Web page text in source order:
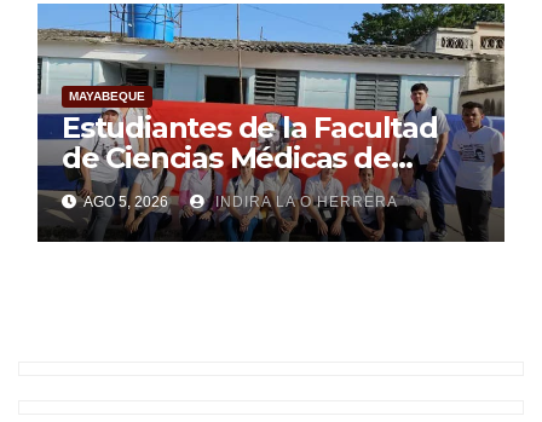
MAYABEQUE
Estudiantes de la Facultad
de Ciencias Médicas de
Mayabeque realizan
pesquisa
AGO 5, 2026 INDIRA LA O HERRERA